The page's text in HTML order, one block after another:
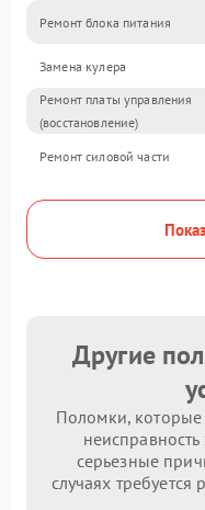
Ремонт блока питания
Замена кулера
Ремонт платы управления
(восстановление)
Ремонт силовой части
Другие
Поломки,
серьезные
случаях